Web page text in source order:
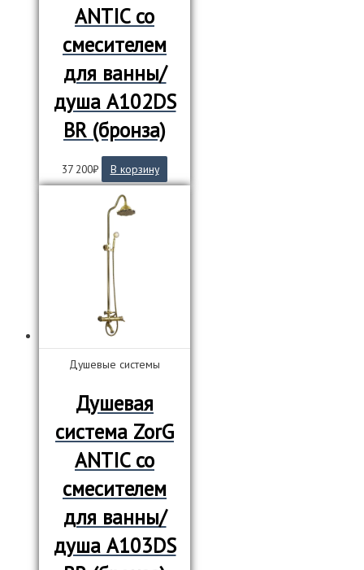
ANTIC со
смесителем
для ванны/
душа А102DS
BR (бронза)
37 200₽ В корзину
Душевые системы
Душевая
система ZorG
ANTIC со
смесителем
для ванны/
душа А103DS